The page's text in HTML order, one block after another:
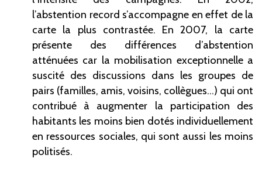
l’abstention record s’accompagne en effet de la
carte la plus contrastée. En 2007, la carte
présente des différences d’abstention
atténuées car la mobilisation exceptionnelle a
suscité des discussions dans les groupes de
pairs (familles, amis, voisins, collègues…) qui ont
contribué à augmenter la participation des
habitants les moins bien dotés individuellement
en ressources sociales, qui sont aussi les moins
politisés.